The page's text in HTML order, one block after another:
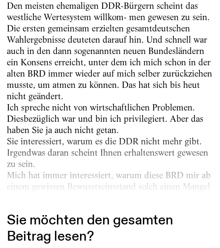
Den meisten ehemaligen DDR-Bürgern scheint das
westliche Wertesystem willkom- men gewesen zu sein.
Die ersten gemeinsam erzielten gesamtdeutschen
Wahlergebnisse deuteten darauf hin. Und schnell war
auch in den dann sogenannten neuen Bundesländern
ein Konsens erreicht, unter dem ich mich schon in der
alten BRD immer wieder auf mich selber zurückziehen
musste, um atmen zu können. Das hat sich bis heut
nicht geändert.
Ich spreche nicht von wirtschaftlichen Problemen.
Diesbezüglich war und bin ich privilegiert. Aber das
haben Sie ja auch nicht getan.
Sie interessiert, warum es die DDR nicht mehr gibt.
Irgendwas daran scheint Ihnen erhaltenswert gewesen
zu sein.
Mich hat immer interessiert, warum diese BRD mir ab
einem gewissen Bewusstseinsstand solch einen Mangel
Sie möchten den gesamten
Beitrag lesen?